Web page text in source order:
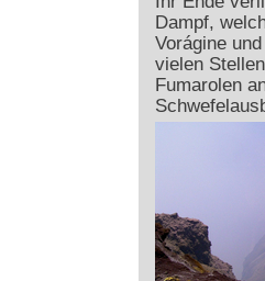
Dampf,
Vorágine
vielen
Fumarolen